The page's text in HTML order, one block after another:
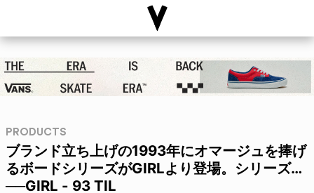
PRODUCTS
ブランド立ち上げの1993年にオマージュを捧げ
るボードシリーズがGIRLより登場。シリーズ…
──GIRL - 93 TIL